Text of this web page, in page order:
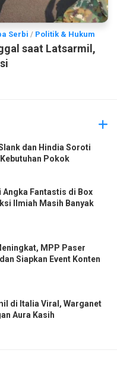
Serbi / Politik & Hukum
saat Latsarmil,
dan Hindia Soroti
Pokok
Fantastis di Box
Ilmiah Masih Banyak
MPP Paser
Siapkan Event Konten
di Italia Viral, Warganet
Aura Kasih